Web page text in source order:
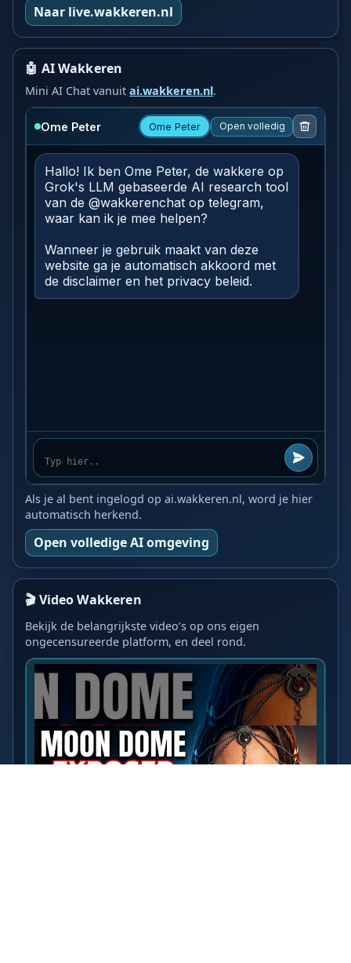
Naar live.wakkeren.nl
🤖 AI Wakkeren
Mini AI Chat vanuitai.wakkeren.nl.
Als je al bent ingelogd op ai.wakkeren.nl, word je hier
automatisch herkend.
Open volledige AI omgeving
🎬 Video Wakkeren
Bekijk de belangrijkste video’s op ons eigen
ongecensureerde platform, en deel rond.